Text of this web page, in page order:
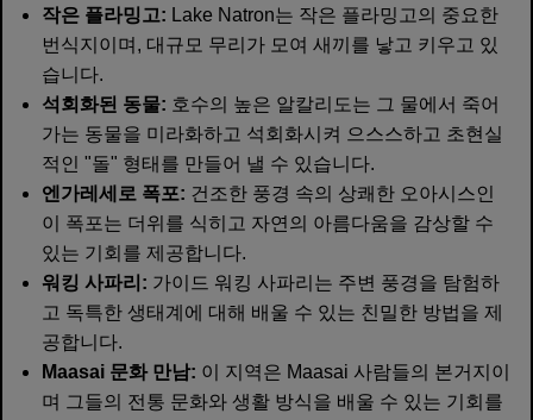
작은 플라밍고: Lake Natron는 작은 플라밍고의 중요한
번식지이며, 대규모 무리가 모여 새끼를 낳고 키우고 있
습니다.
석회화된 동물: 호수의 높은 알칼리도는 그 물에서 죽어
가는 동물을 미라화하고 석회화시켜 으스스하고 초현실
적인 "돌" 형태를 만들어 낼 수 있습니다.
엔가레세로 폭포: 건조한 풍경 속의 상쾌한 오아시스인
이 폭포는 더위를 식히고 자연의 아름다움을 감상할 수
있는 기회를 제공합니다.
워킹 사파리: 가이드 워킹 사파리는 주변 풍경을 탐험하
고 독특한 생태계에 대해 배울 수 있는 친밀한 방법을 제
공합니다.
Maasai 문화 만남: 이 지역은 Maasai 사람들의 본거지이
며 그들의 전통 문화와 생활 방식을 배울 수 있는 기회를